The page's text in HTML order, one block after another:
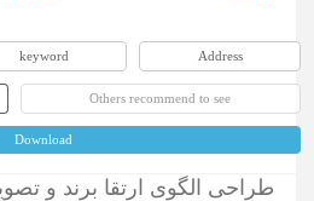
keyword Address
Others recommend to see
Download
طراحی الگوی ارتقا برند و